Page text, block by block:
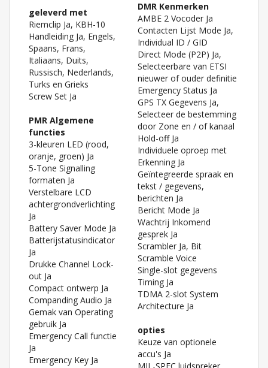
geleverd met
Riemclip Ja, KBH-10
Handleiding Ja, Engels,
Spaans, Frans,
Italiaans, Duits,
Russisch, Nederlands,
Turks en Grieks
Screw Set Ja
PMR Algemene
functies
3-kleuren LED (rood,
oranje, groen) Ja
5-Tone Signalling
formaten Ja
Verstelbare LCD
achtergrondverlichting
Ja
Battery Saver Mode Ja
Batterijstatusindicator
Ja
Drukke Channel Lock-
out Ja
Compact ontwerp Ja
Companding Audio Ja
Gemak van Operating
gebruik Ja
Emergency Call functie
Ja
Emergency Key Ja
DMR Kenmerken
AMBE 2 Vocoder Ja
Contacten Lijst Mode Ja,
Individual ID / GID
Direct Mode (P2P) Ja,
Selecteerbare van ETSI
nieuwer of ouder definitie
Emergency Status Ja
GPS TX Gegevens Ja,
Selecteer de bestemming
door Zone en / of kanaal
Hold-off Ja
Individuele oproep met
Erkenning Ja
Geïntegreerde spraak en
tekst / gegevens,
berichten Ja
Bericht Mode Ja
Wachtrij Inkomend
gesprek Ja
Scrambler Ja, Bit
Scramble Voice
Single-slot gegevens
Timing Ja
TDMA 2-slot System
Architecture Ja
opties
Keuze van optionele
accu's Ja